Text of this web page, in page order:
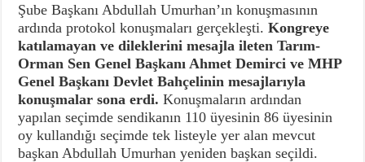
Şube Başkanı Abdullah Umurhan’ın konuşmasının
ardında protokol konuşmaları gerçekleşti.Kongreye
katılamayan ve dileklerini mesajla ileten Tarım-
Orman Sen Genel Başkanı Ahmet Demirci ve MHP
Genel Başkanı Devlet Bahçelinin mesajlarıyla
konuşmalar sona erdi. Konuşmaların ardından
yapılan seçimde sendikanın 110 üyesinin 86 üyesinin
oy kullandığı seçimde tek listeyle yer alan mevcut
başkan Abdullah Umurhan yeniden başkan seçildi.